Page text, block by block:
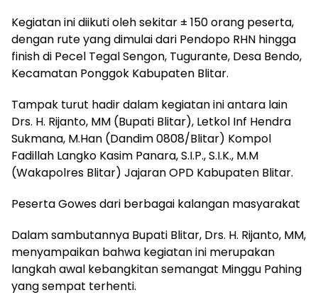
Kegiatan ini diikuti oleh sekitar ± 150 orang peserta,
dengan rute yang dimulai dari Pendopo RHN hingga
finish di Pecel Tegal Sengon, Tugurante, Desa Bendo,
Kecamatan Ponggok Kabupaten Blitar.
Tampak turut hadir dalam kegiatan ini antara lain
Drs. H. Rijanto, MM (Bupati Blitar), Letkol Inf Hendra
Sukmana, M.Han (Dandim 0808/Blitar) Kompol
Fadillah Langko Kasim Panara, S.I.P., S.I.K., M.M
(Wakapolres Blitar) Jajaran OPD Kabupaten Blitar.
Peserta Gowes dari berbagai kalangan masyarakat
Dalam sambutannya Bupati Blitar, Drs. H. Rijanto, MM,
menyampaikan bahwa kegiatan ini merupakan
langkah awal kebangkitan semangat Minggu Pahing
yang sempat terhenti.